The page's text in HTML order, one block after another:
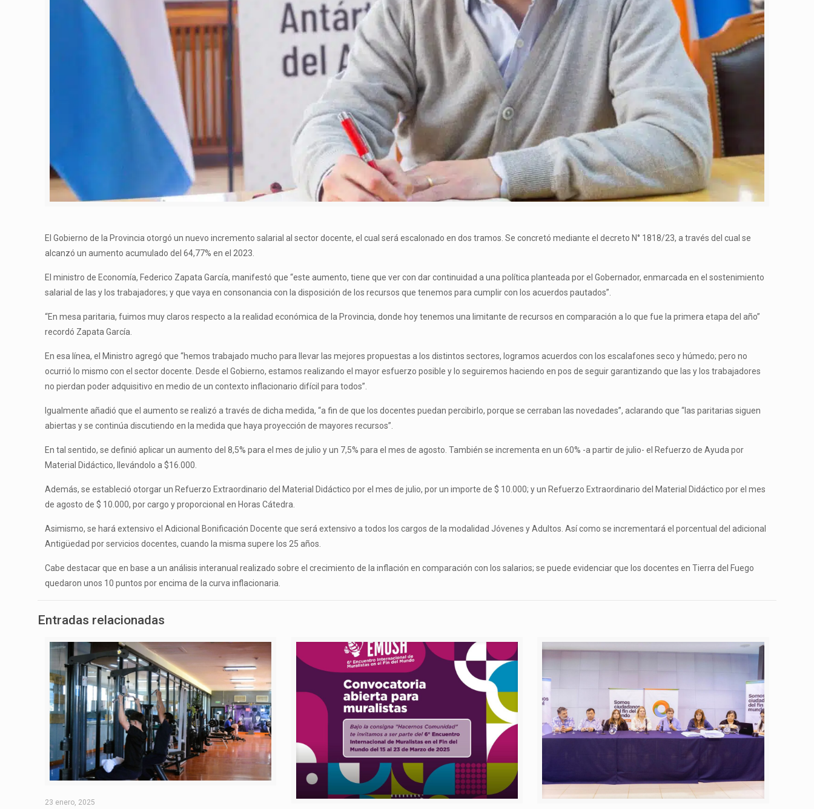
El Gobierno de la Provincia otorgó un nuevo incremento salarial al sector docente, el cual será escalonado en dos tramos. Se concretó mediante el decreto N° 1818/23, a través del cual se
alcanzó un aumento acumulado del 64,77% en el 2023.
El ministro de Economía, Federico Zapata García, manifestó que “este aumento, tiene que ver con dar continuidad a una política planteada por el Gobernador, enmarcada en el sostenimiento
salarial de las y los trabajadores; y que vaya en consonancia con la disposición de los recursos que tenemos para cumplir con los acuerdos pautados”.
“En mesa paritaria, fuimos muy claros respecto a la realidad económica de la Provincia, donde hoy tenemos una limitante de recursos en comparación a lo que fue la primera etapa del año”
recordó Zapata García.
En esa línea, el Ministro agregó que “hemos trabajado mucho para llevar las mejores propuestas a los distintos sectores, logramos acuerdos con los escalafones seco y húmedo; pero no
ocurrió lo mismo con el sector docente. Desde el Gobierno, estamos realizando el mayor esfuerzo posible y lo seguiremos haciendo en pos de seguir garantizando que las y los trabajadores
no pierdan poder adquisitivo en medio de un contexto inflacionario difícil para todos”.
Igualmente añadió que el aumento se realizó a través de dicha medida, “a fin de que los docentes puedan percibirlo, porque se cerraban las novedades”, aclarando que “las paritarias siguen
abiertas y se continúa discutiendo en la medida que haya proyección de mayores recursos”.
En tal sentido, se definió aplicar un aumento del 8,5% para el mes de julio y un 7,5% para el mes de agosto. También se incrementa en un 60% -a partir de julio- el Refuerzo de Ayuda por
Material Didáctico, llevándolo a $16.000.
Además, se estableció otorgar un Refuerzo Extraordinario del Material Didáctico por el mes de julio, por un importe de $ 10.000; y un Refuerzo Extraordinario del Material Didáctico por el mes
de agosto de $ 10.000, por cargo y proporcional en Horas Cátedra.
Asimismo, se hará extensivo el Adicional Bonificación Docente que será extensivo a todos los cargos de la modalidad Jóvenes y Adultos. Así como se incrementará el porcentual del adicional
Antigüedad por servicios docentes, cuando la misma supere los 25 años.
Cabe destacar que en base a un análisis interanual realizado sobre el crecimiento de la inflación en comparación con los salarios; se puede evidenciar que los docentes en Tierra del Fuego
quedaron unos 10 puntos por encima de la curva inflacionaria.
Entradas relacionadas
23 enero, 2025